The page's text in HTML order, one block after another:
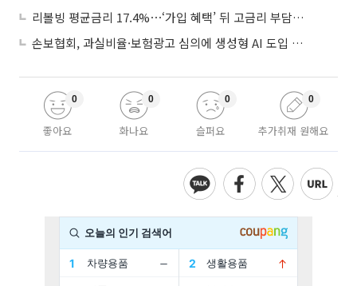
리볼빙 평균금리 17.4%⋯‘가입 혜택’ 뒤 고금리 부담 주의
손보협회, 과실비율·보험광고 심의에 생성형 AI 도입 추진
좋아요
0
화나요
0
슬퍼요
0
추가취재 원해요
0